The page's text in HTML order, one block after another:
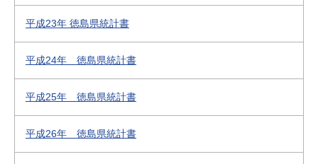
平成23年 徳島県統計書
平成24年 徳島県統計書
平成25年 徳島県統計書
平成26年 徳島県統計書